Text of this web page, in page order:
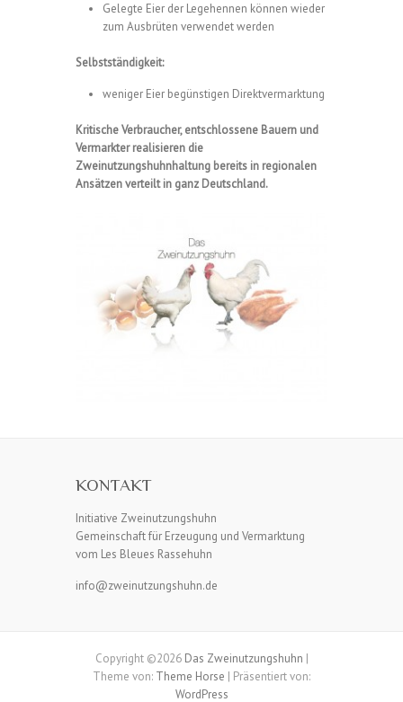
Gelegte Eier der Legehennen können wieder
zum Ausbrüten verwendet werden
Selbstständigkeit:
weniger Eier begünstigen Direktvermarktung
Kritische Verbraucher, entschlossene Bauern und
Vermarkter realisieren die
Zweinutzungshuhnhaltung bereits in regionalen
Ansätzen verteilt in ganz Deutschland.
KONTAKT
Initiative Zweinutzungshuhn
Gemeinschaft für Erzeugung und Vermarktung
vom Les Bleues Rassehuhn
info@zweinutzungshuhn.de
Copyright ©2026 Das Zweinutzungshuhn |
Theme von: Theme Horse | Präsentiert von:
WordPress